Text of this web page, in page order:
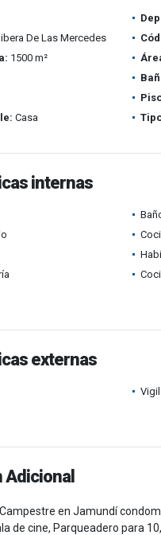
De Las Mercedes
1500 m²
Casa
internas
externas
Adicional
en Jamundí
de cine, Parqueadero para